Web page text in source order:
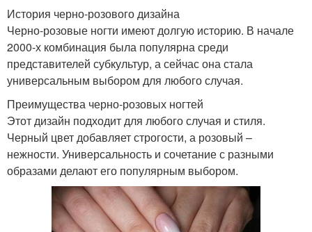
История черно-розового дизайна
Черно-розовые ногти имеют долгую историю. В начале
2000-х комбинация была популярна среди
представителей субкультур, а сейчас она стала
универсальным выбором для любого случая.
Преимущества черно-розовых ногтей
Этот дизайн подходит для любого случая и стиля.
Черный цвет добавляет строгости, а розовый –
нежности. Универсальность и сочетание с разными
образами делают его популярным выбором.